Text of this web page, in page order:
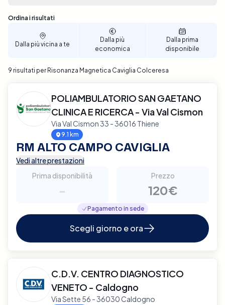
meglio si adattano alle tue esigenze. Assicura il
miglior supporto possibile per la salute della tua
caviglia, prenota ora la tua Risonanza Magnetica a
Colceresa con Elty.
Sono stati trovati 9 risultati
Ordina i risultati
Dalla più vicina a te
Dalla più
economica
Dalla prima
disponibile
9 risultati per Risonanza Magnetica Caviglia Colceresa
POLIAMBULATORIO SAN GAETANO
CLINICA E RICERCA - Via Val Cismon
Via Val Cismon 33 - 36016 Thiene
9.1 km
RM ALTO CAMPO CAVIGLIA
Vedi altre prestazioni
Prima disponibilità
-
Prezzo
120€
Pagamento in sede
Scegli giorno e ora
C.D.V. CENTRO DIAGNOSTICO
VENETO - Caldogno
Via Sette 56 - 36030 Caldogno